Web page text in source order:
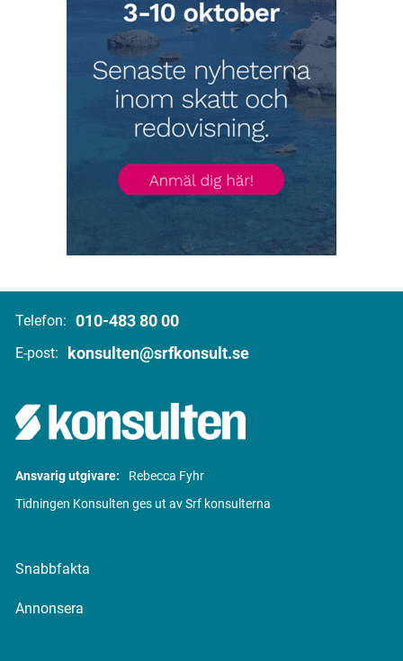
Telefon: 010-483 80 00
E-post: konsulten@srfkonsult.se
Ansvarig utgivare:
Rebecca Fyhr
Tidningen Konsulten ges ut av Srf konsulterna
Snabbfakta
Annonsera